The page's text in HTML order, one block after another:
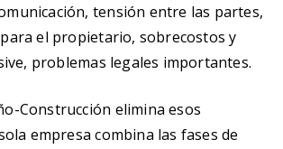
tensión entre las partes,
el propietario, sobrecostos y
problemas legales importantes.
Construcción elimina esos
empresa combina las fases de